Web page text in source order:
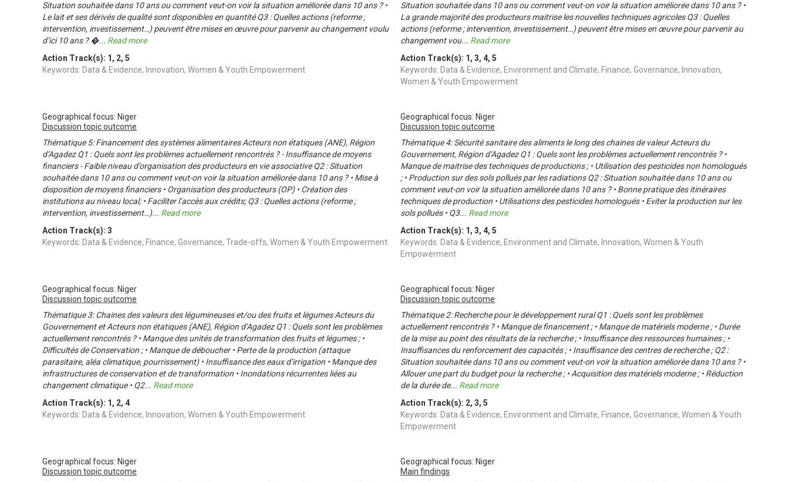
Situation souhaitée dans 10 ans ou comment veut-on voir la situation améliorée dans 10 ans ? •
Le lait et ses dérivés de qualité sont disponibles en quantité Q3 : Quelles actions (reforme ;
intervention, investissement…) peuvent être mises en œuvre pour parvenir au changement voulu
d’ici 10 ans ? �... Read more
Action Track(s): 1 , 2, 5
Keywords: Data & Evidence, Innovation, Women & Youth Empowerment
Situation souhaitée dans 10 ans ou comment veut-on voir la situation améliorée dans 10 ans ? •
La grande majorité des producteurs maitrise les nouvelles techniques agricoles Q3 : Quelles
actions (reforme ; intervention, investissement…) peuvent être mises en œuvre pour parvenir au
changement vou... Read more
Action Track(s): 1 , 3, 4, 5
Keywords: Data & Evidence, Environment and Climate, Finance, Governance, Innovation,
Women & Youth Empowerment
Geographical focus: Niger
Discussion topic outcome
Thématique 5: Financement des systèmes alimentaires Acteurs non étatiques (ANE), Région
d’Agadez Q1 : Quels sont les problèmes actuellement rencontrés ? - Insuffisance de moyens
financiers - Faible niveau d’organisation des producteurs en vie associative Q2 : Situation
souhaitée dans 10 ans ou comment veut-on voir la situation améliorée dans 10 ans ? • Mise à
disposition de moyens financiers • Organisation des producteurs (OP) • Création des
institutions au niveau local; • Faciliter l’accès aux crédits; Q3 : Quelles actions (reforme ;
intervention, investissement…)... Read more
Action Track(s): 3
Keywords: Data & Evidence, Finance, Governance, Trade-offs, Women & Youth Empowerment
Geographical focus: Niger
Discussion topic outcome
Thématique 4: Sécurité sanitaire des aliments le long des chaines de valeur Acteurs du
Gouvernement, Région d’Agadez Q1 : Quels sont les problèmes actuellement rencontrés ? •
Manque de maitrise des techniques de productions ; • Utilisation des pesticides non homologués
; • Production sur des sols pollués par les radiations Q2 : Situation souhaitée dans 10 ans ou
comment veut-on voir la situation améliorée dans 10 ans ? • Bonne pratique des itinéraires
techniques de production • Utilisations des pesticides homologués • Eviter la production sur les
sols pollués • Q3... Read more
Action Track(s): 1 , 3, 4, 5
Keywords: Data & Evidence, Environment and Climate, Innovation, Women & Youth
Empowerment
Geographical focus: Niger
Discussion topic outcome
Thématique 3: Chaines des valeurs des légumineuses et/ou des fruits et légumes Acteurs du
Gouvernement et Acteurs non étatiques (ANE), Région d’Agadez Q1 : Quels sont les problèmes
actuellement rencontrés ? • Manque des unités de transformation des fruits et légumes ; •
Difficultés de Conservation ; • Manque de déboucher • Perte de la production (attaque
parasitaire, aléa climatique, pourrissement) • Insuffisance des eaux d’irrigation • Manque des
infrastructures de conservation et de transformation • Inondations récurrentes liées au
changement climatique • Q2... Read more
Action Track(s): 1 , 2, 4
Keywords: Data & Evidence, Innovation, Women & Youth Empowerment
Geographical focus: Niger
Discussion topic outcome
Thématique 2: Recherche pour le développement rural Q1 : Quels sont les problèmes
actuellement rencontrés ? • Manque de financement ; • Manque de matériels moderne ; • Durée
de la mise au point des résultats de la recherche ; • Insuffisance des ressources humaines ; •
Insuffisances du renforcement des capacités ; • Insuffisance des centres de recherche ; Q2 :
Situation souhaitée dans 10 ans ou comment veut-on voir la situation améliorée dans 10 ans ? •
Allouer une part du budget pour la recherche ; • Acquisition des matériels moderne ; • Réduction
de la durée de... Read more
Action Track(s): 2, 3, 5
Keywords: Data & Evidence, Environment and Climate, Finance, Governance, Women & Youth
Empowerment
Geographical focus: Niger
Discussion topic outcome
Geographical focus: Niger
Main findings